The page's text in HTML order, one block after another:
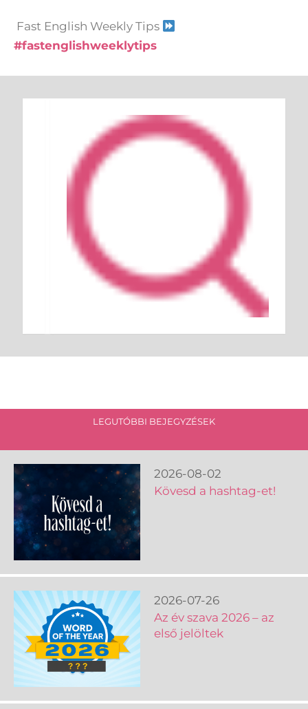
Fast English Weekly Tips
#fastenglishweeklytips
LEGUTÓBBI BEJEGYZÉSEK
2026-08-02
Kövesd a hashtag-et!
2026-07-26
Az év szava 2026 – az
első jelöltek